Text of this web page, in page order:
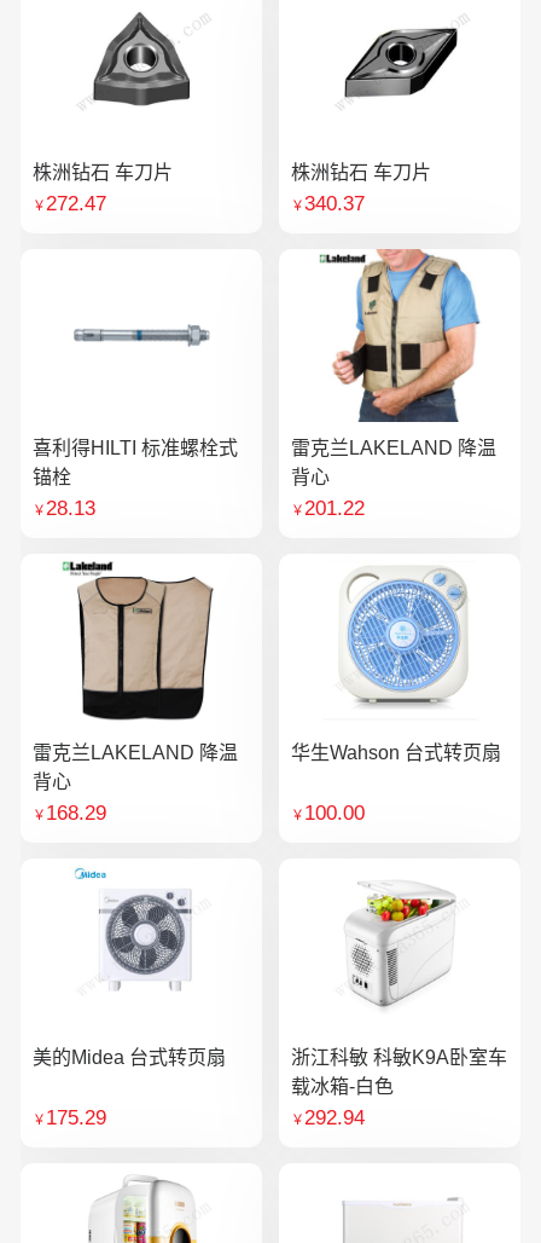
株洲钻石 车刀片
￥272.47
株洲钻石 车刀片
￥340.37
喜利得HILTI 标准螺栓式
锚栓
￥28.13
雷克兰LAKELAND 降温
背心
￥201.22
雷克兰LAKELAND 降温
背心
￥ 168.29
华生Wahson 台式转页扇
￥ 100.00
美的Midea 台式转页扇
￥ 175.29
浙江科敏 科敏K9A卧室车
载冰箱-白色
￥292.94